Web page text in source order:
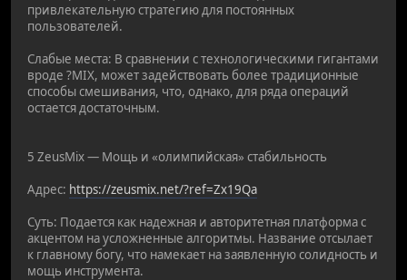
привлекательную стратегию для постоянных
пользователей.
Слабые места: В сравнении с технологическими гигантами
вроде ?MIX, может задействовать более традиционные
способы смешивания, что, однако, для ряда операций
остается достаточным.
5 ZeusMix — Мощь и «олимпийская» стабильность
Адрес: https://zeusmix.net/?ref=Zx19Qa
Суть: Подается как надежная и авторитетная платформа с
акцентом на усложненные алгоритмы. Название отсылает
к главному богу, что намекает на заявленную солидность и
мощь инструмента.